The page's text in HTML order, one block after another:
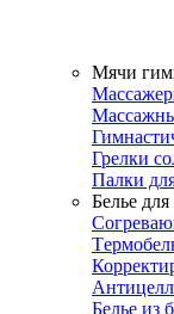
Мячи
Грелки
Палки
Белье
Белье из